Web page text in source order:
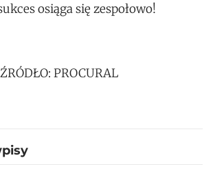
osiąga się zespołowo!
ŹRÓDŁO: PROCURAL